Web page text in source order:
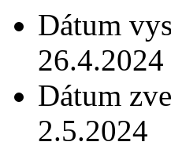
Dátum
26.4.2024
Dátum
2.5.2024